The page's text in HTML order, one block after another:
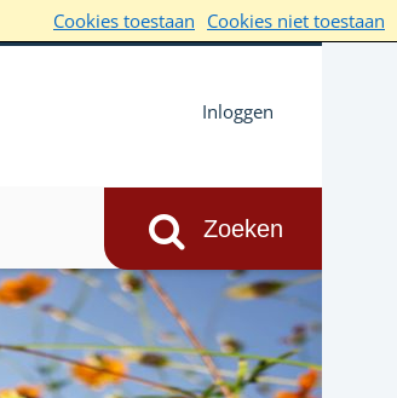
Cookies toestaan Cookies niet toestaan
Inloggen